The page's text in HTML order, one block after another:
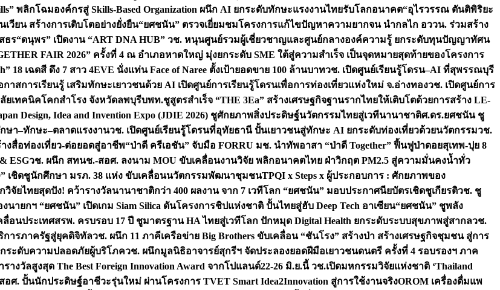
พลิกโฉมองค์กรสู่ Skills-Based Organization ผนึก AI ยกระดับทักษะแรงงานไทยรับโลกอนาคต“อุไรวรรณ ตันติพิริยะ
วียน สร้างการเติบโตอย่างยั่งยืน“ยศชนัน” ตรวจเยี่ยมชมโครงการแก้ไขปัญหาความยากจน นำกลไก อววน. ร่วมสร้าง
ธร“ดนุพร” เปิดงาน “ART DNA HUB” วช. หนุนศูนย์รวมผู้เชี่ยวชาญและศูนย์กลางองค์ความรู้ ยกระดับทุนปัญญาทัศน
FAIR 2026” ครั้งที่ 4 ณ อำเภอหาดใหญ่ มุ่งยกระดับ SME ใต้สู่ความสำเร็จ เป็นจุดหมายสุดท้ายของโครงการ
18 เฉดสี ดึง 7 สาว 4EVE นั่งแท่น Face of Naree ตั้งเป้ายอดขาย 100 ล้านบาทวช. เปิดศูนย์เรียนรู้โดรน–AI ที่สุพรรณบุรี
าสการเรียนรู้ เสริมทักษะเยาวชนด้วย AI เปิดศูนย์การเรียนรู้โดรนเพื่อการท่องเที่ยวแห่งใหม่ จ.อ่างทองวช. เปิดศูนย์การ
ยเทคนิคโคกสำโรง จังหวัดลพบุรีบพท.ชูสูตรสำเร็จ “THE 3Ea” สร้างเศรษฐกิจฐานรากไทยให้เติบโตด้วยการสร้าง LE-
Design, Idea and Invention Expo (JDIE 2026) ชูศักยภาพสิ่งประดิษฐ์นวัตกรรมไทยสู่เวทีนานาชาติศ.ดร.ยศชนัน ชู
ษา–ทักษะ–ตลาดแรงงานวช. เปิดศูนย์เรียนรู้โดรนที่อุทัยธานี ปั้นเยาวชนสู่ทักษะ AI ยกระดับท่องเที่ยวด้วยนวัตกรรมวช.
งสื่อท่องเที่ยว-ต่อยอดสู่อาชีพ“ป่าดี ครีเอชัน” จับมือ FORRU มช. นำทัพอาสา “ป่าดี Together” ฟื้นฟูป่าดอยสุเทพ-ปุย 8
ESGวช. ผนึก สทนช.-สอศ. ลงนาม MOU ขับเคลื่อนงานวิจัย พลิกอนาคตไทย ฝ่าวิกฤต PM2.5 สู่ความมั่นคงน้ำทั่ว
เชิดชูนักศึกษา มรภ. 38 แห่ง ขับเคลื่อนนวัตกรรมพัฒนาชุมชนTPQI x Steps x ผู้ประกอบการ : ศักยภาพของ
วิจัยไทยสุดปัง! คว้ารางวัลนานาชาติกว่า 400 ผลงาน จาก 7 เวทีโลก “ยศชนัน” มอบประกาศนียบัตรเชิดชูเกียรติวช. ชู
งนายกฯ “ยศชนัน” เปิดเกม Siam Silica ดันโครงการชิปแห่งชาติ ปั้นไทยสู่ฮับ Deep Tech อาเซียน“ยศชนัน” ชูพลัง
ลื่อนประเทศสรพ. ครบรอบ 17 ปี ชูมาตรฐาน HA ไทยสู่เวทีโลก ปักหมุด Digital Health ยกระดับระบบสุขภาพสู่สากลวช.
การภาครัฐสู่ยุคดิจิทัลวช. ผนึก 11 ภาคีเครือข่าย Big Brothers ขับเคลื่อน “ชันโรง” สร้างป่า สร้างเศรษฐกิจชุมชน สู่การ
ระดับความปลอดภัยผู้บริโภควช. ผนึกมูลนิธิอาจารย์สุกรีฯ จัดประลองยอดฝีมือเยาวชนดนตรี ครั้งที่ 4 รอบรองฯ ภาค
งวัลสูงสุด The Best Foreign Innovation Award จากโปแลนด์22-26 มิ.ย.นี้ วช.เปิดมหกรรมวิจัยแห่งชาติ ‘Thailand
อศ. ปั้นนักประดิษฐ์อาชีวะรุ่นใหม่ ผ่านโครงการ TVET Smart Idea2Innovation สู่การใช้งานจริงOROM เครื่องดื่มแพ